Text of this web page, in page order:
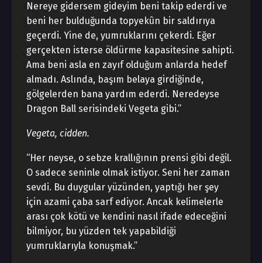
Nereye gidersem gideyim beni takip ederdi ve
beni her bulduğunda topyekûn bir saldırıya
geçerdi. Yine de, yumruklarını çekerdi. Eğer
gerçekten isterse öldürme kapasitesine sahipti.
Ama beni asla en zayıf olduğum anlarda hedef
almadı. Aslında, başım belaya girdiğinde,
gölgelerden bana yardım ederdi. Neredeyse
Dragon Ball serisindeki Vegeta gibi.”
Vegeta, cidden.
“Her neyse, o sebze krallığının prensi gibi değil.
O sadece seninle olmak istiyor. Seni her zaman
sevdi. Bu duygular yüzünden, yaptığı her şey
için azami çaba sarf ediyor. Ancak kelimelerle
arası çok kötü ve kendini nasıl ifade edeceğini
bilmiyor, bu yüzden tek yapabildiği
yumruklarıyla konuşmak.”